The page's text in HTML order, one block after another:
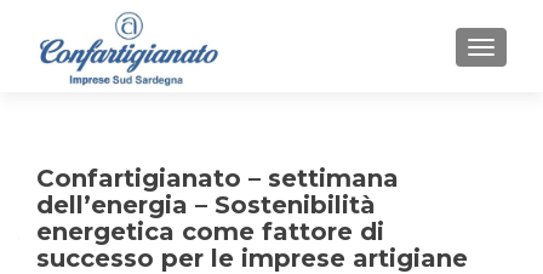
Confartigianato – settimana
dell’energia – Sostenibilità
energetica come fattore di
successo per le imprese artigiane